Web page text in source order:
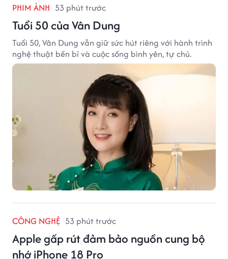
PHIM ẢNH 53 phút trước
Tuổi 50 của Vân Dung
Tuổi 50, Vân Dung vẫn giữ sức hút riêng với hành trình
nghệ thuật bền bỉ và cuộc sống bình yên, tự chủ.
CÔNG NGHỆ 53 phút trước
Apple gấp rút đảm bảo nguồn cung bộ
nhớ iPhone 18 Pro